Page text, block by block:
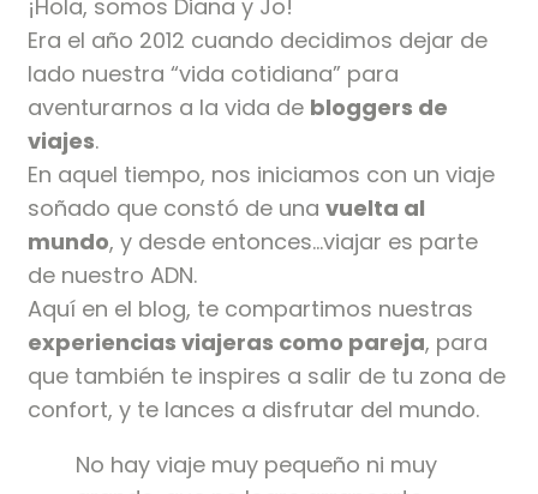
¡Hola, somos Diana y Jo!
Era el año 2012 cuando decidimos dejar de
lado nuestra “vida cotidiana” para
aventurarnos a la vida de bloggers de
viajes.
En aquel tiempo, nos iniciamos con un viaje
soñado que constó de una vuelta al
mundo, y desde entonces…viajar es parte
de nuestro ADN.
Aquí en el blog, te compartimos nuestras
experiencias viajeras como pareja, para
que también te inspires a salir de tu zona de
confort, y te lances a disfrutar del mundo.
No hay viaje muy pequeño ni muy